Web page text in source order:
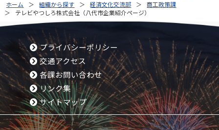
ホーム 組織から探す 経済文化交流部
商工政策課
テレビやつしろ株式会社（八代市企業紹介ページ）
プライバシーポリシー
交通アクセス
各課お問い合わせ
リンク集
サイトマップ